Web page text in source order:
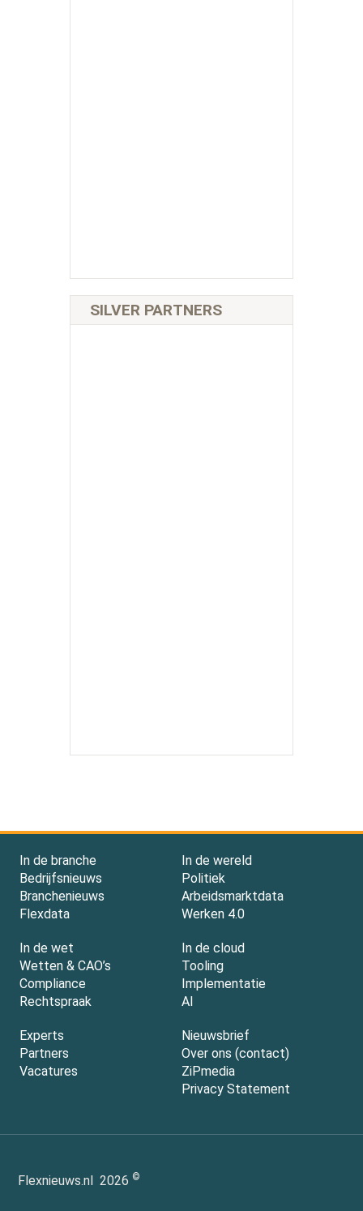
SILVER PARTNERS
In de branche
Bedrijfsnieuws
Branchenieuws
Flexdata
In de wereld
Politiek
Arbeidsmarktdata
Werken 4.0
In de wet
Wetten & CAO’s
Compliance
Rechtspraak
In de cloud
Tooling
Implementatie
AI
Experts
Partners
Vacatures
Nieuwsbrief
Over ons (contact)
ZiPmedia
Privacy Statement
Flexnieuws.nl 2026 ©